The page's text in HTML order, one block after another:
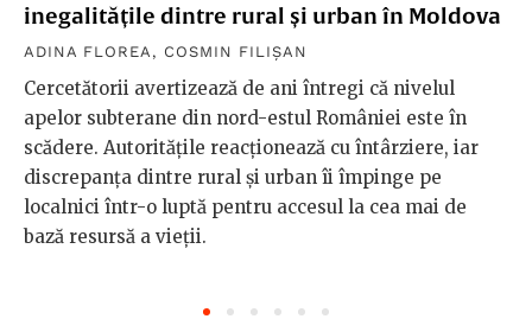
inegalitățile dintre rural și urban în Moldova
ADINA FLOREA , COSMIN FILIȘAN
Cercetătorii avertizează de ani întregi că nivelul
apelor subterane din nord-estul României este în
scădere. Autoritățile reacționează cu întârziere, iar
discrepanța dintre rural și urban îi împinge pe
localnici într-o luptă pentru accesul la cea mai de
bază resursă a vieții.